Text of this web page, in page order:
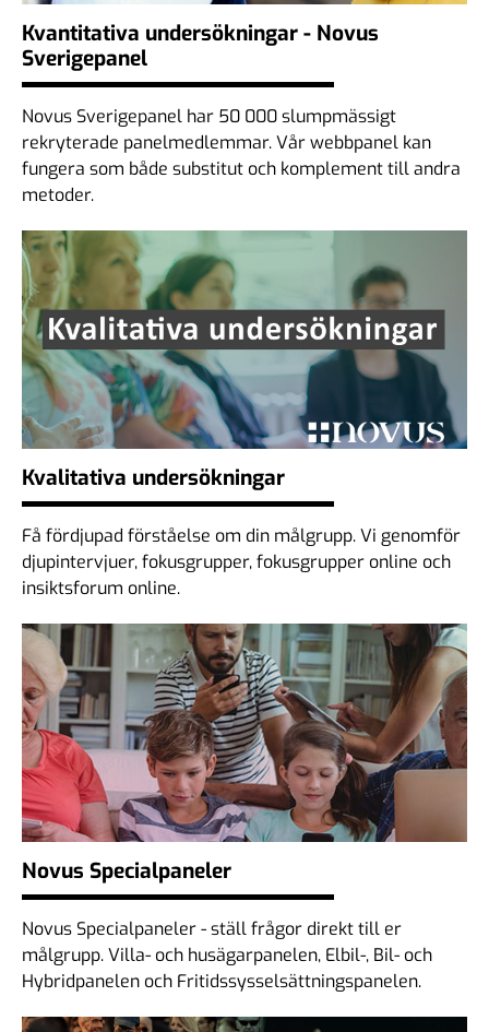
Kvantitativa undersökningar - Novus
Sverigepanel
Novus Sverigepanel har 50 000 slumpmässigt
rekryterade panelmedlemmar. Vår webbpanel kan
fungera som både substitut och komplement till andra
metoder.
Kvalitativa undersökningar
Få fördjupad förståelse om din målgrupp. Vi genomför
djupintervjuer, fokusgrupper, fokusgrupper online och
insiktsforum online.
Novus Specialpaneler
Novus Specialpaneler - ställ frågor direkt till er
målgrupp. Villa- och husägarpanelen, Elbil-, Bil- och
Hybridpanelen och Fritidssysselsättningspanelen.